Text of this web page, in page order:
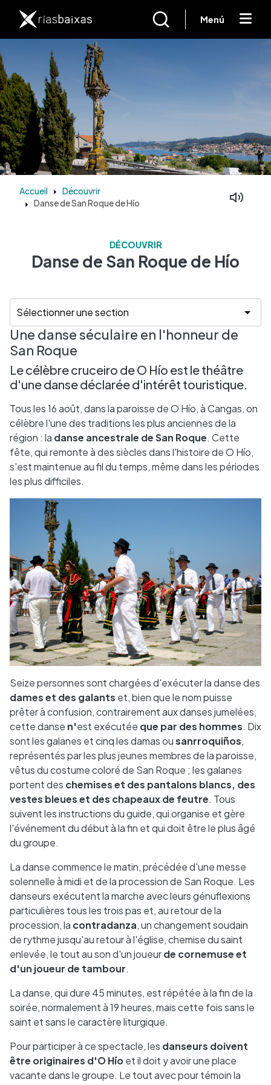
Menú
Accueil Découvrir
Danse de San Roque de Hío
DÉCOUVRIR
Danse de San Roque de Hío
Une danse séculaire en l'honneur de
San Roque
Le célèbre cruceiro de O Hío est le théâtre
d'une danse déclarée d'intérêt touristique.
Tous les 16 août, dans la paroisse de O Hío, à Cangas, on
célèbre l'une des traditions les plus anciennes de la
région : la danse ancestrale de San Roque. Cette
fête, qui remonte à des siècles dans l'histoire de O Hío,
s'est maintenue au fil du temps, même dans les périodes
les plus difficiles.
Seize personnes sont chargées d'exécuter la danse des
dames et des galants et, bien que le nom puisse
prêter à confusion, contrairement aux danses jumelées,
cette danse n'est exécutée que par des hommes. Dix
sont les galanes et cinq les damas ousanrroquiños,
représentés par les plus jeunes membres de la paroisse,
vêtus du costume coloré de San Roque ; les galanes
portent des chemises et des pantalons blancs, des
vestes bleues et des chapeaux de feutre. Tous
suivent les instructions du guide, qui organise et gère
l'événement du début à la fin et qui doit être le plus âgé
du groupe.
La danse commence le matin, précédée d'une messe
solennelle à midi et de la procession de San Roque. Les
danseurs exécutent la marche avec leurs génuflexions
particulières tous les trois pas et, au retour de la
procession, la contradanza, un changement soudain
de rythme jusqu'au retour à l'église, chemise du saint
enlevée, le tout au son d'un joueurde cornemuse et
d'un joueur de tambour.
La danse, qui dure 45 minutes, est répétée à la fin de la
soirée, normalement à 19 heures, mais cette fois sans le
saint et sans le caractère liturgique.
Pour participer à ce spectacle, les danseurs doivent
être originaires d'O Híoet il doit y avoir une place
vacante dans le groupe. Le tout avec pour témoin la